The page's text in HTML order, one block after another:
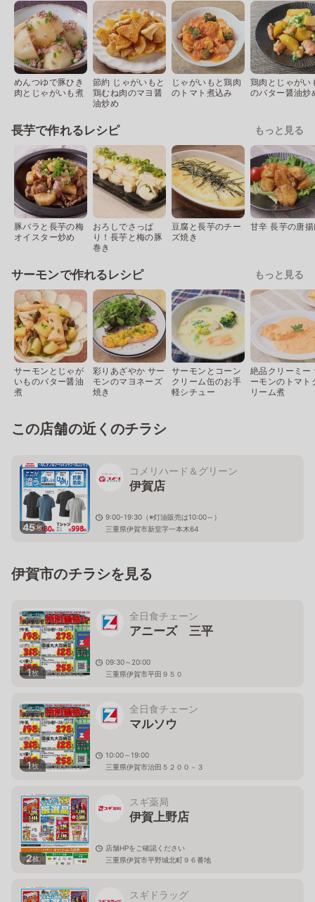
めんつゆで豚ひき
肉とじゃがいも煮
節約 じゃがいもと
鶏むね肉のマヨ醤
油炒め
じゃがいもと鶏肉
のトマト煮込み
鶏肉とじゃがい
のバター醤油炒
長芋で作れるレシピ もっと見る
豚バラと長芋の梅
オイスター炒め
おろしでさっぱ
り！長芋と梅の豚
巻き
豆腐と長芋のチー
ズ焼き
甘辛 長芋の唐
サーモンで作れるレシピ もっと見る
サーモンとじゃが
いものバター醤油
煮
彩りあざやか サー
モンのマヨネーズ
焼き
サーモンとコーン
クリーム缶のお手
軽シチュー
絶品クリーミー
ーモンのトマト
リーム煮
この店舗の近くのチラシ
45枚
コメリハード＆グリーン
伊賀店
9:00-19:30（※灯油販売は10:00～）
三重県伊賀市新堂字一本木64
伊賀市のチラシを見る
1枚
全日食チェーン
アニーズ 三平
09:30～20:00
三重県伊賀市平田９５０
1枚
全日食チェーン
マルソウ
10:00～19:00
三重県伊賀市治田５２００－３
2枚
スギ薬局
伊賀上野店
店舗HPをご確認ください
三重県伊賀市平野城北町９６番地
スギドラッグ